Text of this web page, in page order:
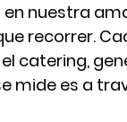
nuestra
recorrer.
catering,
mide es a